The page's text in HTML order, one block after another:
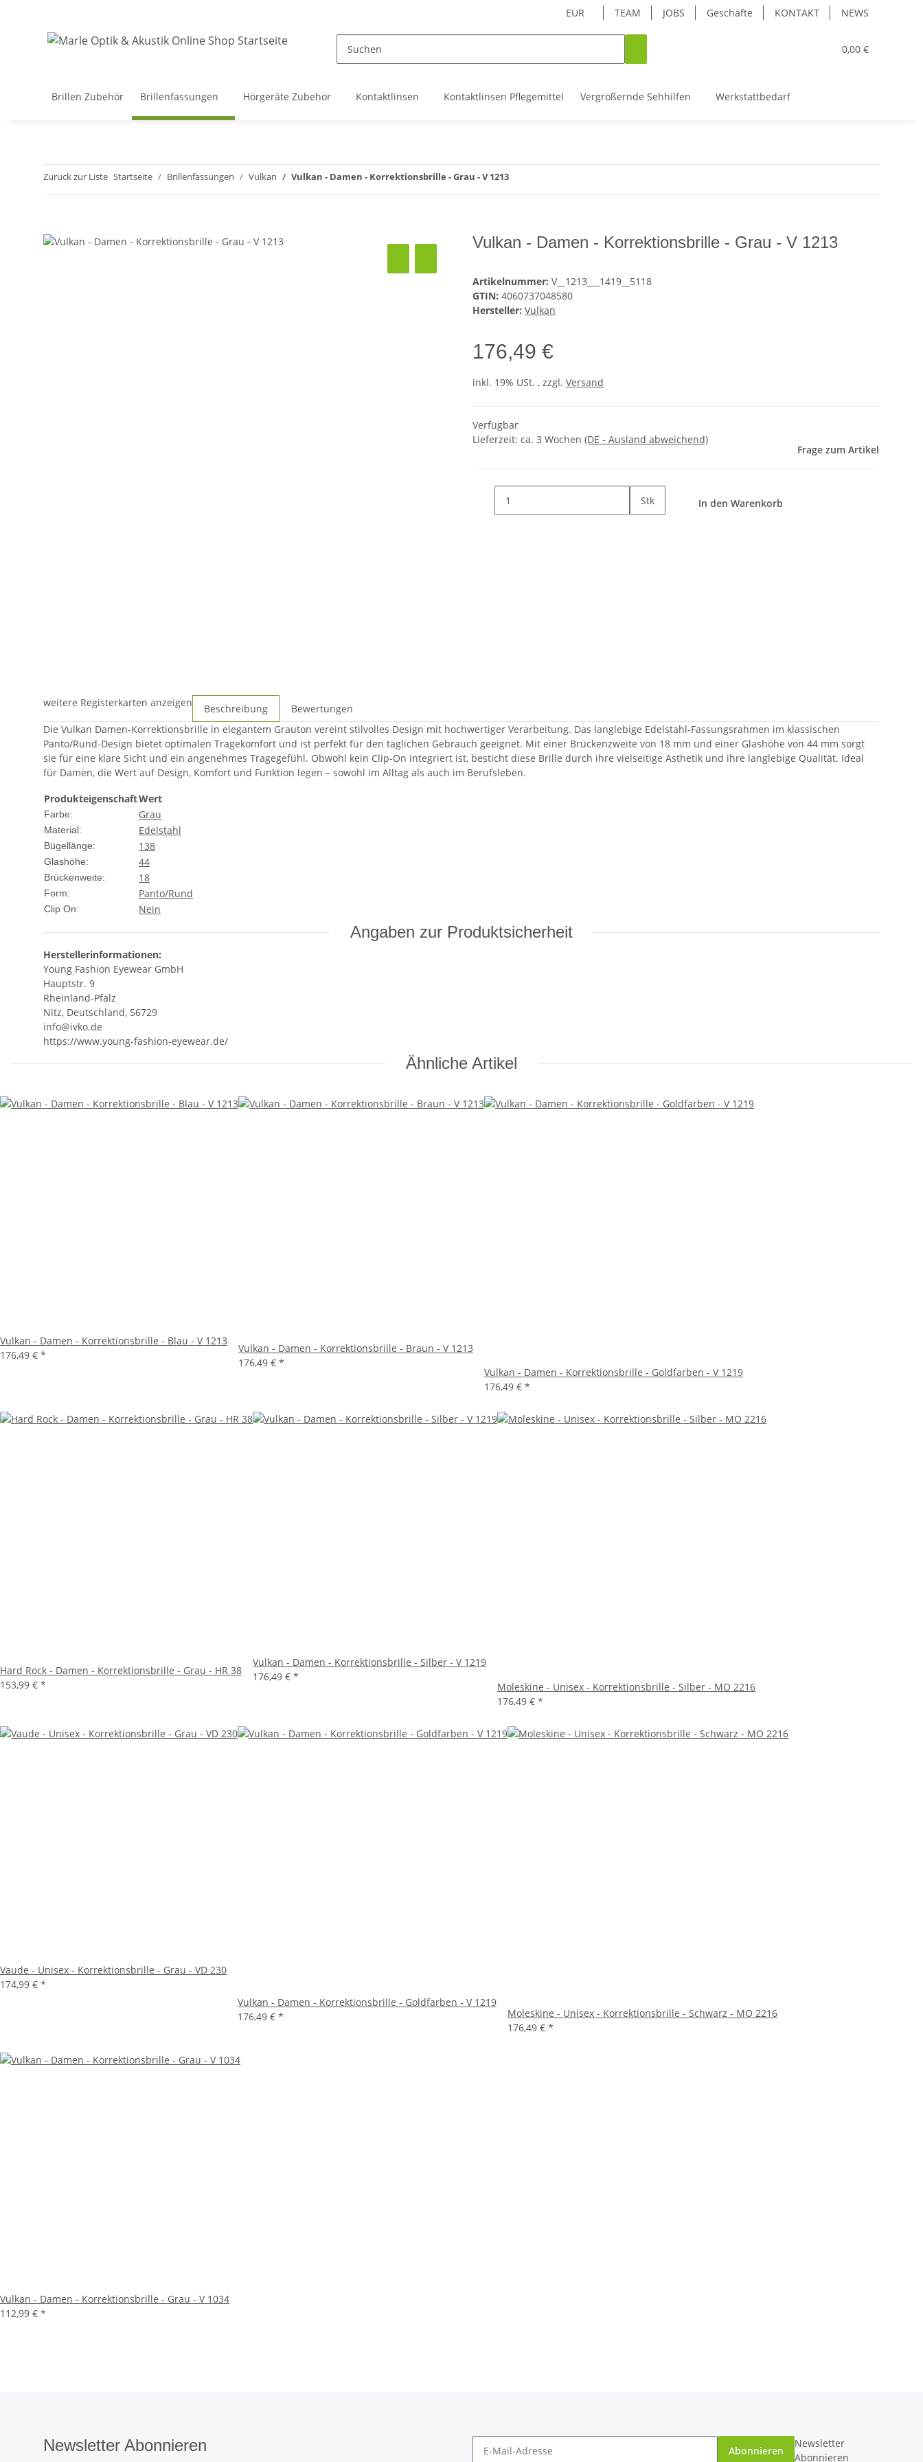
EUR TEAM JOBS Geschäfte KONTAKT NEWS
0,00 €
Brillen Zubehör Brillenfassungen Hörgeräte Zubehör Kontaktlinsen Kontaktlinsen Pflegemittel Vergrößernde Sehhilfen Werkstattbedarf
Zurück zur Liste Startseite Brillenfassungen Vulkan Vulkan - Damen - Korrektionsbrille - Grau - V 1213
Vulkan - Damen - Korrektionsbrille - Grau - V 1213
Artikelnummer: V__1213___1419__5118
GTIN: 4060737048580
Hersteller: Vulkan
176,49 €
inkl. 19% USt. , zzgl. Versand
Verfügbar
Lieferzeit: ca. 3 Wochen (DE - Ausland abweichend)
Frage zum Artikel
Stk In den Warenkorb
weitere Registerkarten anzeigen Beschreibung
Bewertungen
Die Vulkan Damen-Korrektionsbrille in elegantem Grauton vereint stilvolles Design mit hochwertiger Verarbeitung. Das langlebige Edelstahl-Fassungsrahmen im klassischen
Panto/Rund-Design bietet optimalen Tragekomfort und ist perfekt für den täglichen Gebrauch geeignet. Mit einer Brückenzweite von 18 mm und einer Glashöhe von 44 mm sorgt
sie für eine klare Sicht und ein angenehmes Tragegefühl. Obwohl kein Clip-On integriert ist, besticht diese Brille durch ihre vielseitige Ästhetik und ihre langlebige Qualität. Ideal
für Damen, die Wert auf Design, Komfort und Funktion legen – sowohl im Alltag als auch im Berufsleben.
ProdukteigenschaftWert
Farbe: Grau
Material: Edelstahl
Bügellänge: 138
Glashöhe: 44
Brückenweite: 18
Form: Panto/Rund
Clip On: Nein
Angaben zur Produktsicherheit
Herstellerinformationen:
Young Fashion Eyewear GmbH
Hauptstr. 9
Rheinland-Pfalz
Nitz, Deutschland, 56729
info@ivko.de
https://www.young-fashion-eyewear.de/
Ähnliche Artikel
Vulkan - Damen - Korrektionsbrille - Blau - V 1213
176,49 € *
Vulkan - Damen - Korrektionsbrille - Braun - V 1213
176,49 € *
Vulkan - Damen - Korrektionsbrille - Goldfarben - V 1219
176,49 € *
Hard Rock - Damen - Korrektionsbrille - Grau - HR 38
153,99 € *
Vulkan - Damen - Korrektionsbrille - Silber - V 1219
176,49 € *
Moleskine - Unisex - Korrektionsbrille - Silber - MO 2216
176,49 € *
Vaude - Unisex - Korrektionsbrille - Grau - VD 230
174,99 € *
Vulkan - Damen - Korrektionsbrille - Goldfarben - V 1219
176,49 € *
Moleskine - Unisex - Korrektionsbrille - Schwarz - MO 2216
176,49 € *
Vulkan - Damen - Korrektionsbrille - Grau - V 1034
112,99 € *
Newsletter Abonnieren Abonnieren
Newsletter
Abonnieren